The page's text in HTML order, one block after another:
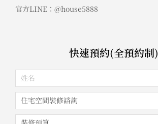
官方LINE：@house5888
快速預約(全預約制)